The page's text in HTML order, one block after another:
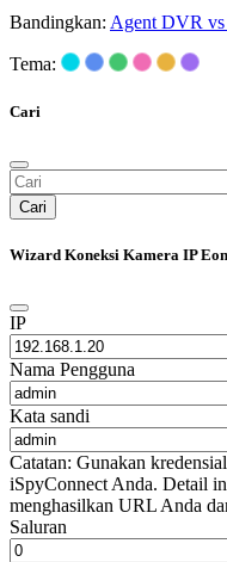
Bandingkan: Agent DVR
Tema:
Cari
Cari
Wizard Koneksi Kamera IP
IP
Nama Pengguna
Kata sandi
Catatan: Gunakan
iSpyConnect Anda. Detail
menghasilkan URL Anda
Saluran